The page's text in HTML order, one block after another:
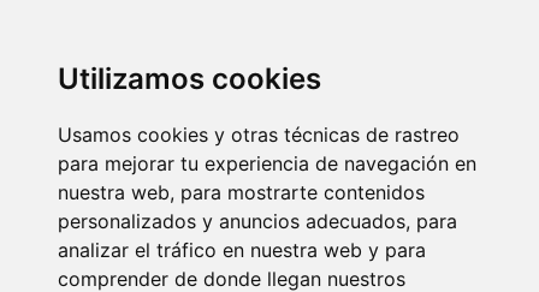
Utilizamos cookies
Usamos cookies y otras técnicas de rastreo
para mejorar tu experiencia de navegación en
nuestra web, para mostrarte contenidos
personalizados y anuncios adecuados, para
analizar el tráfico en nuestra web y para
comprender de donde llegan nuestros
No eres invisible, nosotros
somos tu voz